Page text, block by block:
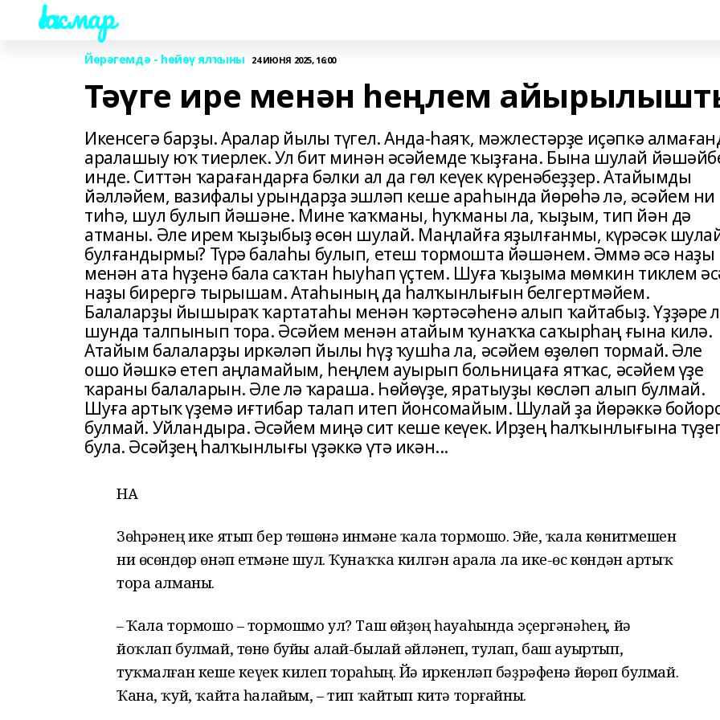
Һаҡмар
Йөрәгемдә - һөйөү ялҡыны 24 ИЮНЯ 2025, 16:00
Тәүге ире менән һеңлем
Икенсегә барҙы. Аралар йылы түгел. Анда-һаяҡ, мәжлестәрҙе иҫәпкә
аралашыу юҡ тиерлек. Ул бит минән әсәйемде ҡыҙғана. Бына шулай
инде. Ситтән ҡарағандарға бәлки ал да гөл кеүек күренәбеҙҙер. Атайымды
йәлләйем, вазифалы урындарҙа эшләп кеше араһында йөрөһә лә, әсәйем ни
тиһә, шул булып йәшәне. Мине ҡаҡманы, һуҡманы ла, ҡыҙым, тип йән дә
атманы. Әле ирем ҡыҙыбыҙ өсөн шулай. Маңлайға яҙылғанмы, күрәсәк
булғандырмы? Түрә балаһы булып, етеш тормошта йәшәнем. Әммә әсә наҙы
менән ата һүҙенә бала саҡтан һыуһап үҫтем. Шуға ҡыҙыма мөмкин тиклем
наҙы бирергә тырышам. Атаһының да һалҡынлығын белгертмәйем.
Балаларҙы йышыраҡ ҡартатаһы менән ҡәртәсәһенә алып ҡайтабыҙ. Үҙҙәре
шунда талпынып тора. Әсәйем менән атайым ҡунаҡҡа саҡырһаң ғына килә.
Атайым балаларҙы иркәләп йылы һүҙ ҡушһа ла, әсәйем өҙөлөп тормай. Әле
ошо йәшкә етеп аңламайым, һеңлем ауырып больницаға ятҡас, әсәйем үҙе
ҡараны балаларын. Әле лә ҡараша. Һөйөүҙе, яратыуҙы көсләп алып булмай.
Шуға артыҡ үҙемә иғтибар талап итеп йонсомайым. Шулай ҙа йөрәккә
булмай. Уйландыра. Әсәйем миңә сит кеше кеүек. Ирҙең һалҡынлығына
була. Әсәйҙең һалҡынлығы үҙәккә үтә икән...
НАҘ
Зөһрәнең ике ятып бер төшөнә инмәне ҡала тормошо. Эйе, ҡала көнитмешен
ни өсөндөр өнәп етмәне шул. Ҡунаҡҡа килгән арала ла ике-өс көндән артыҡ
тора алманы.
–Ҡала тормошо – тормошмо ул? Таш өйҙөң һауаһында эҫергәнәһең, йә
йоҡлап булмай, төнө буйы алай-былай әйләнеп, тулап, баш ауыртып,
туҡмалған кеше кеүек килеп тораһың. Йә иркенләп бәҙрәфенә йөрөп булмай.
Ҡана, ҡуй, ҡайта һалайым, – тип ҡайтып китә торғайны.